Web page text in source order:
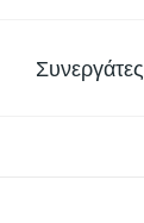
Συνεργάτες